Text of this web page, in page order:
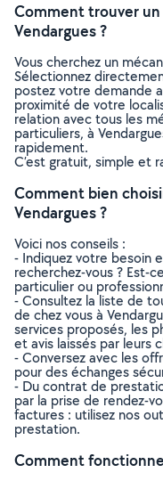
Comment trouver
Vendargues ?
Vous cherchez un
Sélectionnez
postez votre demande
proximité de votre
relation avec tous les
particuliers, à
rapidement.
C’est gratuit, simple et
Comment bien
Vendargues ?
Voici nos conseils :
- Indiquez votre besoin
recherchez-vous ? Est-
particulier ou
- Consultez la liste de
de chez vous à
services proposés, les
et avis laissés par leurs
- Conversez avec les
pour des échanges
- Du contrat de
par la prise de rendez-
factures : utilisez nos
prestation.
Comment